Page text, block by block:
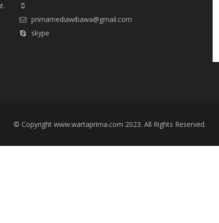
primamediawibawa@gmail.com
skype
© Copyright www.wartaprima.com 2023. All Rights Reserved.